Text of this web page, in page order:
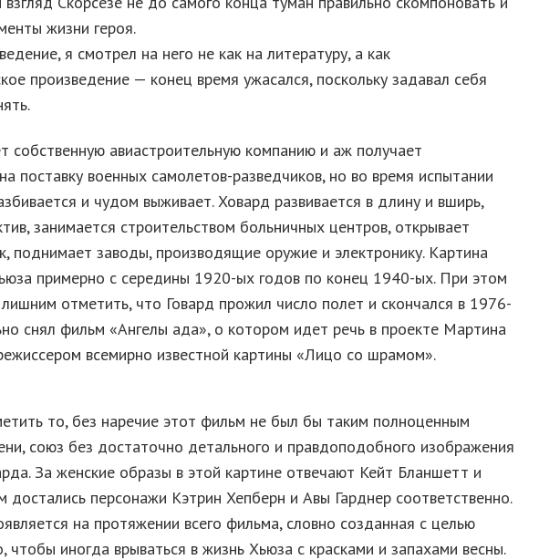
жизни героя.
я смотрел на него не как на литературу, а как
произведение — конец время ужасался, поскольку задавал себя
собственную авиастроительную компанию и аж получает
поставку военных самолетов-разведчиков, но во время испытании
и чудом выживает. Ховард развивается в длину и вширь,
занимается строительством больничных центров, открывает
поднимает заводы, производящие оружие и электронику. Картина
примерно с середины 1920-ых годов по конец 1940-ых. При этом
отметить, что Говард прожил число полет и скончался в 1976-
снял фильм «Ангелы ада», о котором идет речь в проекте Мартина
всемирно известной картины «Лицо со шрамом».
то, без наречие этот фильм не был бы таким полноценным
союз без достаточно детального и правдоподобного изображения
За женские образы в этой картине отвечают Кейт Бланшетт и
достались персонажи Кэтрин Хепберн и Авы Гарднер соответственно.
на протяжении всего фильма, словно созданная с целью
чтобы иногда врываться в жизнь Хьюза с красками и запахами весны.